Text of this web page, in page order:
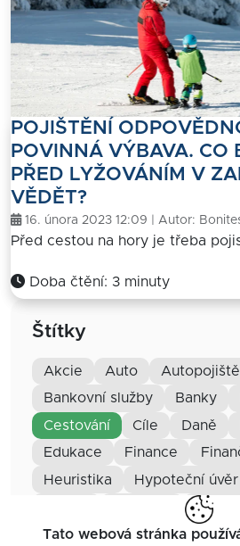
POJIŠTĚNÍ
POVINNÁ VÝBAVA. CO
PŘED LYŽOVÁNÍM V
VĚDĚT?
16. února 2023 12:09 | Autor:
Před cestou na hory je třeba
Doba čtění: 3 minuty
Štítky
akcie auto
bankovní služby
banky
cestování
cíle daně
edukace
finance
heuristika
hypoteční úvěr
investiční trhy
investování
Tato webová stránka